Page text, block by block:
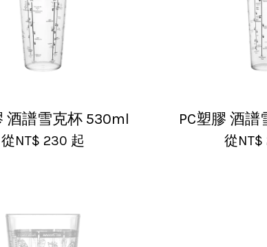
酒譜雪克杯 530ml
從NT$ 230 起
PC塑膠 酒
從NT$